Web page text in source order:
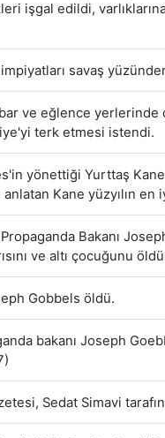
işgal edildi,
savaş
ve eğlence yerlerinde
terk etmesi istendi.
yönettiği Yurttaş
anlatan Kane yüzyılın
Bakanı
ve altı çocuğunu
Gobbels öldü.
bakanı Joseph
Sedat Simavi